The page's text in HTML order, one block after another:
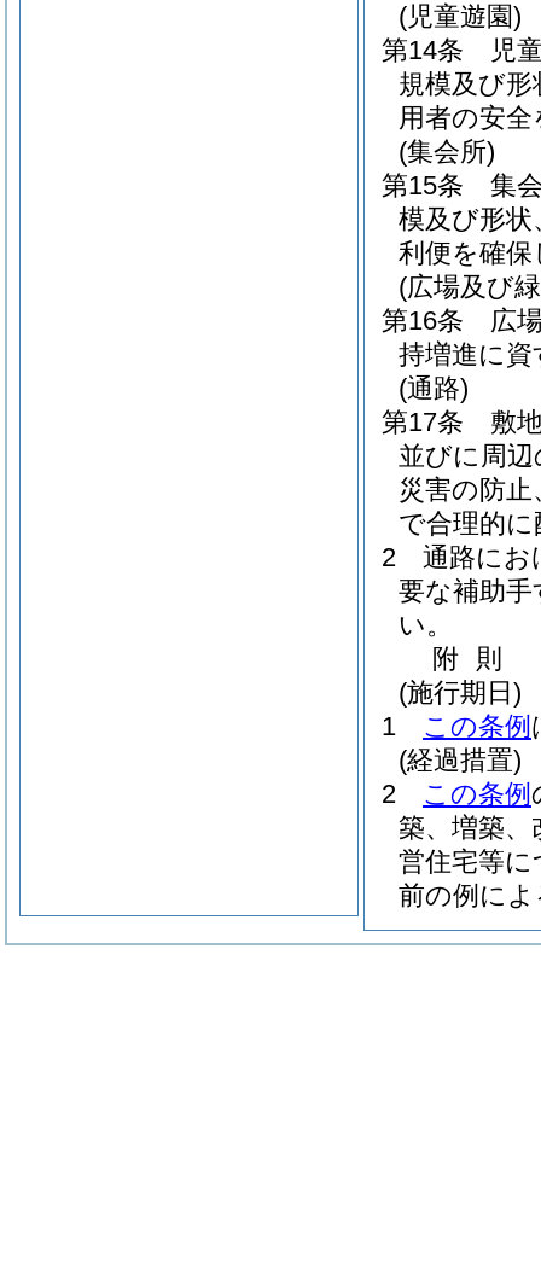
(児童遊園)
第14条
児
規模及び
用者の安
(集会所)
第15条
集
模及び形
利便を確
(広場及び
第16条
広
持増進に
(通路)
第17条
敷
並びに周
災害の防
で合理的
2
通路にお
要な補助
い。
附 則
(施行期日)
1
この条例
(経過措置)
2
この条例
築、増築、
営住宅等
前の例によ